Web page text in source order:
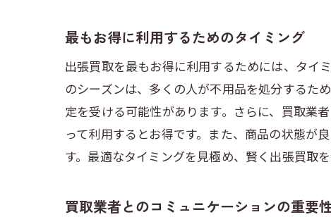
最もお得に利用するためのタイミング
出張買取を最もお得に利用するためには、タイ
のシーズンは、多くの人が不用品を処分するた
定を受ける可能性があります。さらに、買取業
って利用するとお得です。また、商品の状態が
す。最適なタイミングを見極め、賢く出張買取を
買取業者とのコミュニケーションの重要